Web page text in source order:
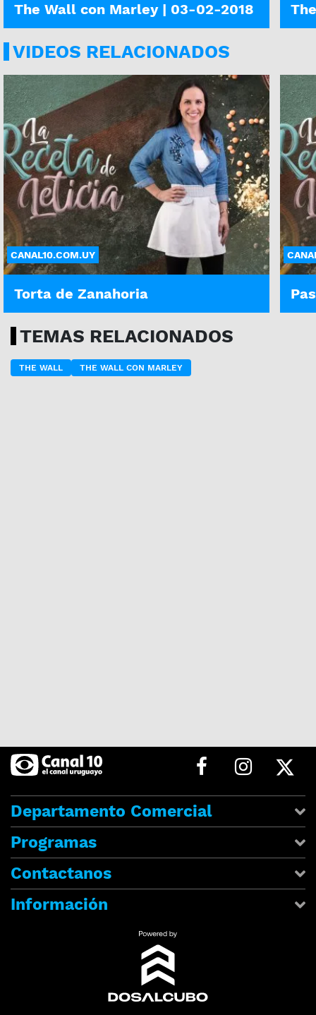
The Wall con Marley | 03-02-2018
VIDEOS RELACIONADOS
CANAL10.COM.UY
Torta de Zanahoria
TEMAS RELACIONADOS
THE WALL THE WALL CON MARLEY
Departamento Comercial
Programas
Contactanos
Información